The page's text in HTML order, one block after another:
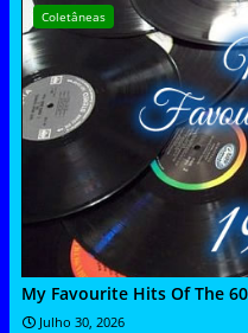
Coletâneas
My Favourite Hits Of The
Julho 30, 2026